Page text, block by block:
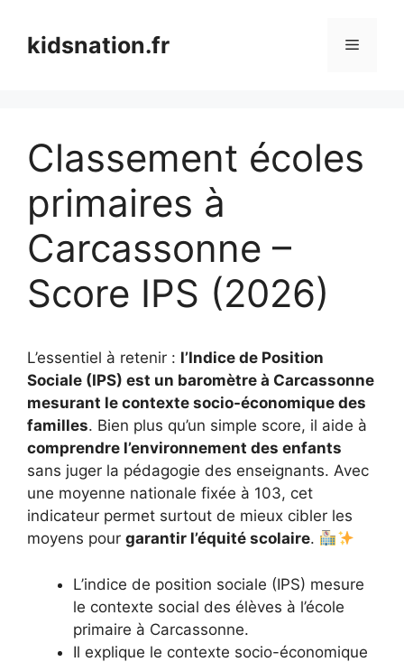
contenukidsnation.fr Menu
Classement écoles
primaires à
Carcassonne –
Score IPS (2026)
L’essentiel à retenir : l’Indice de Position
Sociale (IPS) est un baromètre à Carcassonne
mesurant le contexte socio-économique des
familles. Bien plus qu’un simple score, il aide à
comprendre l’environnement des enfants
sans juger la pédagogie des enseignants. Avec
une moyenne nationale fixée à 103, cet
indicateur permet surtout de mieux cibler les
moyens pour garantir l’équité scolaire.
L’indice de position sociale (IPS) mesure
le contexte social des élèves à l’école
primaire à Carcassonne.
Il explique le contexte socio-économique